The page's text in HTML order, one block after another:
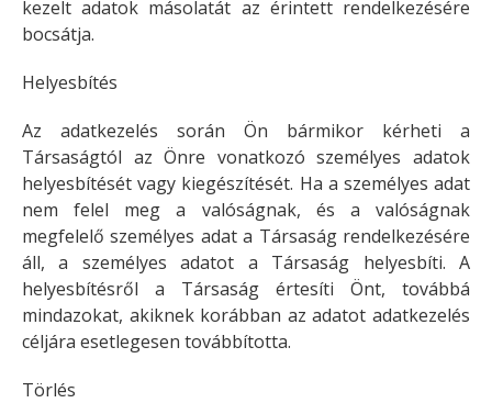
kezelt adatok másolatát az érintett rendelkezésére
bocsátja.
Helyesbítés
Az adatkezelés során Ön bármikor kérheti a
Társaságtól az Önre vonatkozó személyes adatok
helyesbítését vagy kiegészítését. Ha a személyes adat
nem felel meg a valóságnak, és a valóságnak
megfelelő személyes adat a Társaság rendelkezésére
áll, a személyes adatot a Társaság helyesbíti. A
helyesbítésről a Társaság értesíti Önt, továbbá
mindazokat, akiknek korábban az adatot adatkezelés
céljára esetlegesen továbbította.
Törlés